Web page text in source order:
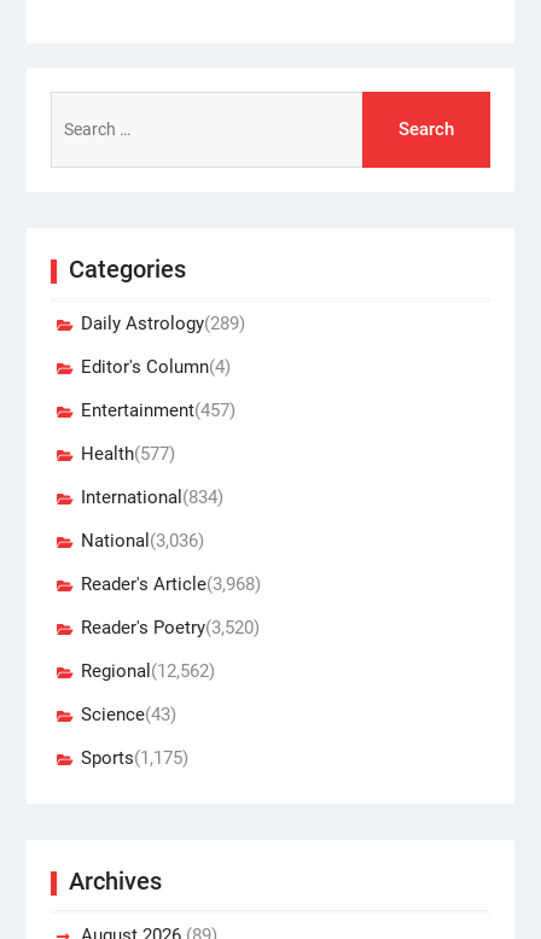
for:
Categories
Daily Astrology(289)
Editor's Column(4)
Entertainment(457)
Health(577)
International (834)
National (3,036)
Reader's Article(3,968)
Reader's Poetry(3,520)
Regional (12,562)
Science(43)
Sports(1,175)
Archives